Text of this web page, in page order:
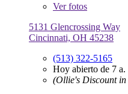
Verfotos
5131 Glencrossing Way
Cincinnati, OH 45238
(513) 322-5165
Hoy abierto de 7
(Ollie's Discount in